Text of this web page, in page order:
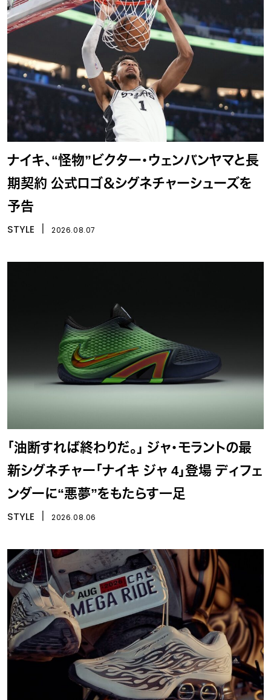
ナイキ、“怪物”ビクター・ウェンバンヤマと長
期契約 公式ロゴ＆シグネチャーシューズを
予告
STYLE 2026.08.07
「油断すれば終わりだ。」 ジャ・モラントの最
新シグネチャー「ナイキ ジャ 4」登場 ディフェ
ンダーに“悪夢”をもたらす一足
STYLE 2026.08.06